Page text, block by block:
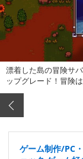
漂着した島の冒険サ
ップグレード！冒険
ゲーム制作/PC